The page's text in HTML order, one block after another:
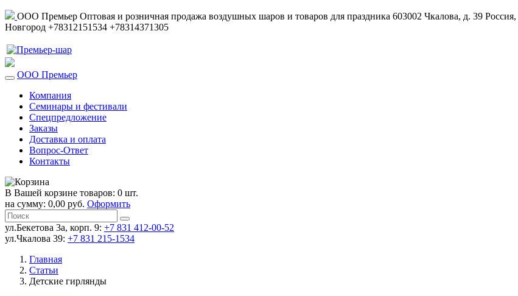
ООО Премьер Оптовая и розничная продажа воздушных шаров и товаров для праздника 603002 Чкалова, д. 39 Россия,
Новгород +78312151534 +78314371305
ООО Премьер
Компания
Семинары и фестивали
Спецпредложение
Заказы
Доставка и оплата
Вопрос-Ответ
Контакты
В Вашей корзине товаров: 0 шт.
на сумму: 0,00 руб. Оформить
ул.Бекетова 3а, корп. 9: +7 831 412-00-52
ул.Чкалова 39: +7 831 215-1534
Главная
Статьи
Детские гирлянды